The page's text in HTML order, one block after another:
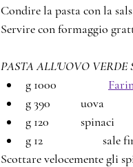
Condire la pasta con la
Servire con formaggio
g 390		uova
g 120		spinaci
g 12
Scottare velocemente gli